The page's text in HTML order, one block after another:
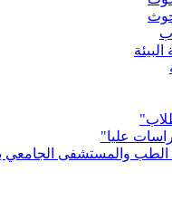
عليا"
والمستشفى الجامعي